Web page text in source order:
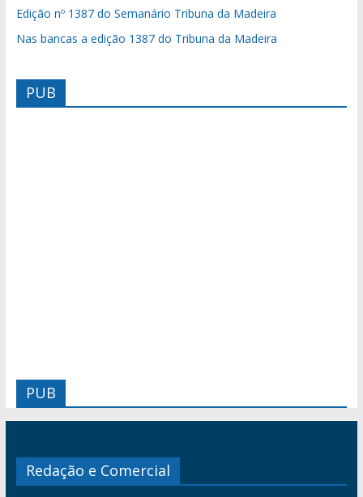
Edição nº 1387 do Semanário Tribuna da Madeira
Nas bancas a edição 1387 do Tribuna da Madeira
PUB
PUB
Redação e Comercial